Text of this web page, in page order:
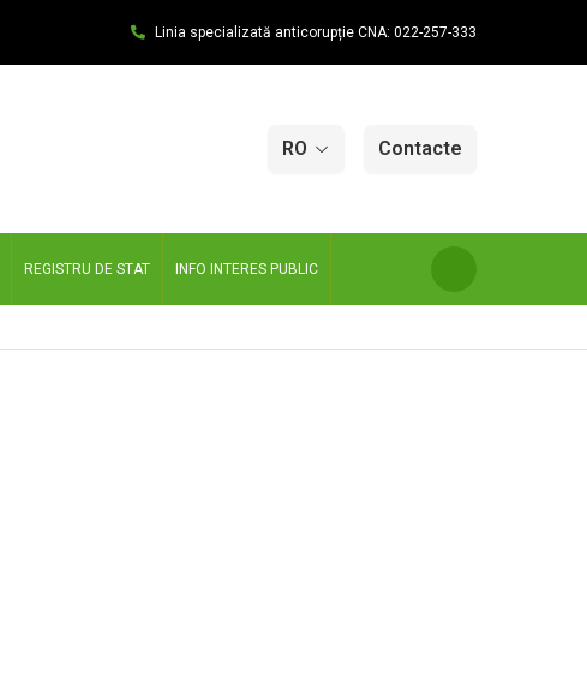
Linia specializată anticorupție CNA: 022-257-333
RO Contacte
REGISTRU DE STAT INFO INTERES PUBLIC